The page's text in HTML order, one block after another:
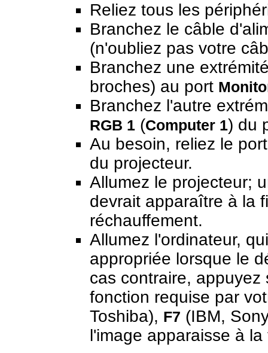
Reliez tous les
Branchez le câble
(n'oubliez pas votre
Branchez une
broches) au port
Branchez l'autre
RGB 1 (Computer 1) du
Au besoin, reliez le
du projecteur.
Allumez le projecteur;
devrait apparaître à la
réchauffement.
Allumez l'ordinateur,
appropriée lorsque le
cas contraire,
fonction requise par
Toshiba), F7 (IBM,
l'image apparaisse à